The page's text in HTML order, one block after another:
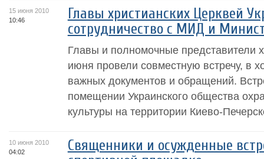
15 июня 2010
10:46
Главы христианских Церквей
сотрудничество с МИД и
Главы и полномочные представители
июня провели совместную встречу, в
важных документов и обращений.
помещении Украинского общества
культуры на территории Киево-
10 июня 2010
04:02
Священники и осужденные